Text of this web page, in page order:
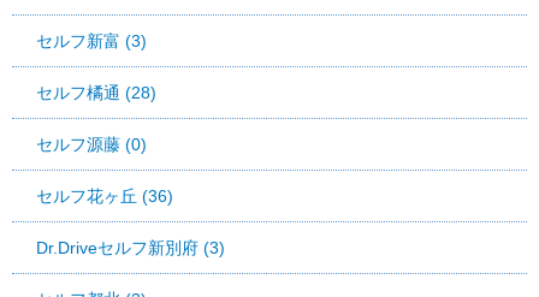
セルフ新富 (3)
セルフ橘通 (28)
セルフ源藤 (0)
セルフ花ヶ丘 (36)
Dr.Driveセルフ新別府 (3)